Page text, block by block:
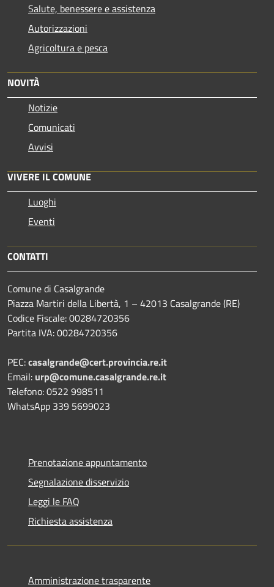
Salute, benessere e assistenza
Autorizzazioni
Agricoltura e pesca
NOVITÀ
Notizie
Comunicati
Avvisi
VIVERE IL COMUNE
Luoghi
Eventi
CONTATTI
Comune di Casalgrande
Piazza Martiri della Libertà, 1 – 42013 Casalgrande (RE)
Codice Fiscale: 00284720356
Partita IVA: 00284720356
PEC:casalgrande@cert.provincia.re.it
Email: urp@comune.casalgrande.re.it
Telefono: 0522 998511
WhatsApp 339 5699023
Prenotazione appuntamento
Segnalazione disservizio
Leggi le FAQ
Richiesta assistenza
Amministrazione trasparente